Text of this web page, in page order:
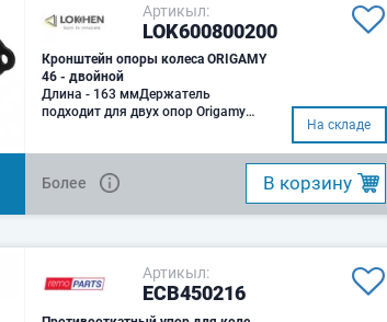
Артикыл:
LOK600800200
Кронштейн опоры колеса ORIGAMY
46 - двойной
Длина - 163 ммДержатель
подходит для двух опор Origamy
На складе
Более B корзину
Артикыл:
ECB450216